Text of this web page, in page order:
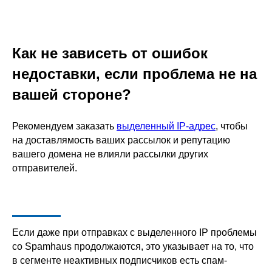
Как не зависеть от ошибок
недоставки, если проблема не на
вашей стороне?
Рекомендуем заказать выделенный IP-адрес, чтобы
на доставлямость ваших рассылок и репутацию
вашего домена не влияли рассылки других
отправителей.
Если даже при отправках с выделенного IP проблемы
со Spamhaus продолжаются, это указывает на то, что
в сегменте неактивных подписчиков есть спам-